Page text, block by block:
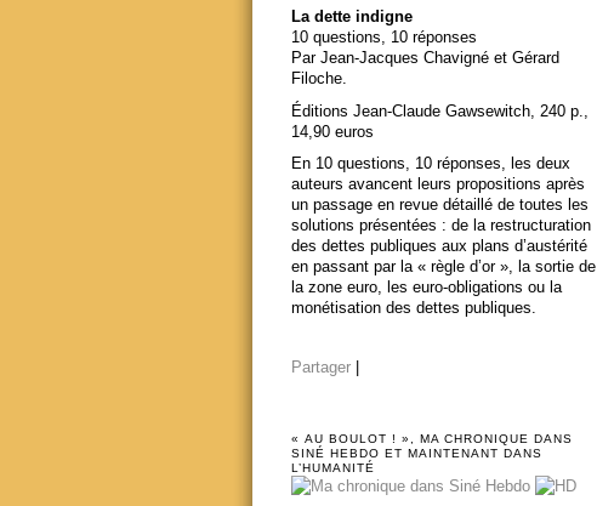
La dette indigne
10 questions, 10 réponses
Par Jean-Jacques Chavigné et Gérard
Filoche.
Éditions Jean-Claude Gawsewitch, 240 p.,
14,90 euros
En 10 questions, 10 réponses, les deux
auteurs avancent leurs propositions après
un passage en revue détaillé de toutes les
solutions présentées : de la restructuration
des dettes publiques aux plans d’austérité
en passant par la « règle d’or », la sortie de
la zone euro, les euro-obligations ou la
monétisation des dettes publiques.
Partager
« AU BOULOT ! », MA CHRONIQUE DANS
SINÉ HEBDO ET MAINTENANT DANS
L’HUMANITÉ